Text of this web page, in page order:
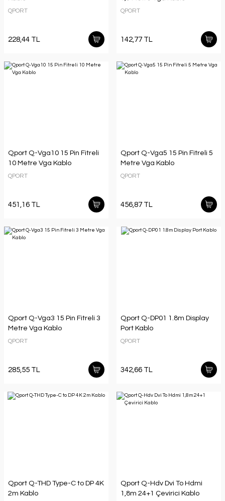
QPORT
228,44 TL
QPORT
142,77 TL
Qport Q-Vga10 15 Pin Fitreli
10 Metre Vga Kablo
QPORT
451,16 TL
Qport Q-Vga5 15 Pin Fitreli 5
Metre Vga Kablo
QPORT
456,87 TL
Qport Q-Vga3 15 Pin Fitreli 3
Metre Vga Kablo
QPORT
285,55 TL
Qport Q-DP01 1.8m Display
Port Kablo
QPORT
342,66 TL
Qport Q-THD Type-C to DP 4K
2m Kablo
Qport Q-Hdv Dvi To Hdmi
1,8m 24+1 Çevirici Kablo